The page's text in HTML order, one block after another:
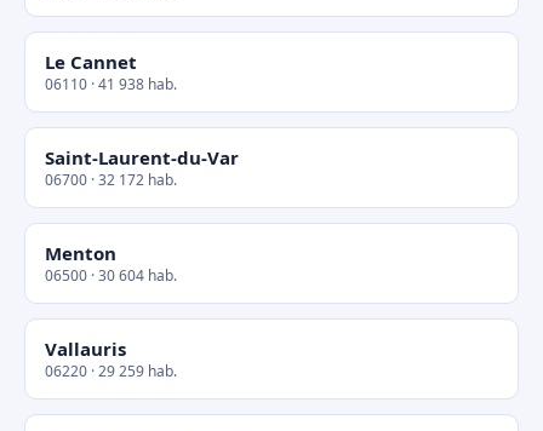
Le Cannet
06110 · 41 938 hab.
Saint-Laurent-du-Var
06700 · 32 172 hab.
Menton
06500 · 30 604 hab.
Vallauris
06220 · 29 259 hab.